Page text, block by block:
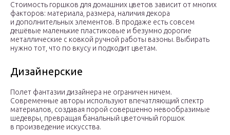
Стоимость горшков для домашних цветов зависит от многих
факторов: материала, размера, наличия декора
и дополнительных элементов. В продаже есть совсем
дешёвые маленькие пластиковые и безумно дорогие
металлические с ковкой ручной работы вазоны. Выбирать
нужно тот, что по вкусу и подходит цветам.
Дизайнерские
Полет фантазии дизайнера не ограничен ничем.
Современные авторы используют впечатляющий спектр
материалов, создавая порой совершенно невообразимые
шедевры, превращая банальный цветочный горшок
в произведение искусства.